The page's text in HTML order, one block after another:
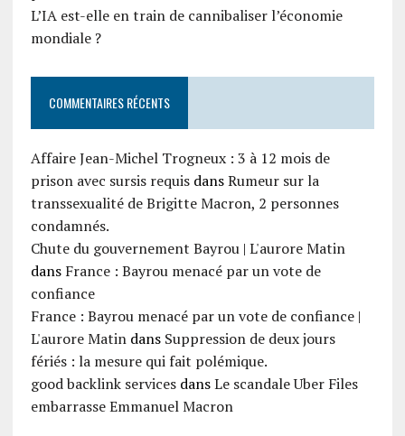
L’IA est-elle en train de cannibaliser l’économie
mondiale ?
COMMENTAIRES RÉCENTS
Affaire Jean-Michel Trogneux : 3 à 12 mois de
prison avec sursis requisdansRumeur sur la
transsexualité de Brigitte Macron, 2 personnes
condamnés.
Chute du gouvernement Bayrou | L'aurore Matin
dans France : Bayrou menacé par un vote de
confiance
France : Bayrou menacé par un vote de confiance |
L'aurore Matindans Suppression de deux jours
fériés : la mesure qui fait polémique.
good backlink servicesdansLe scandale Uber Files
embarrasse Emmanuel Macron